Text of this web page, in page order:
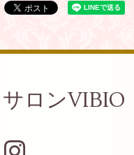
ロンVIBIO